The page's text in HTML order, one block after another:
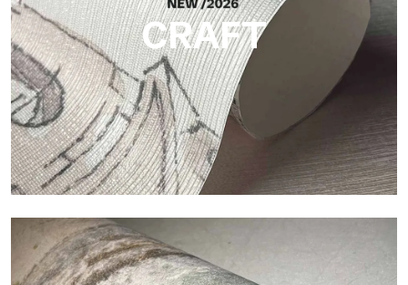
CRAFT
Craft